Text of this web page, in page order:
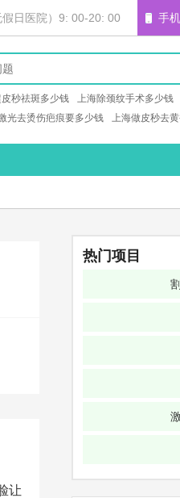
手
日医院）9: 00-20: 00
秒祛斑多少钱 上海除颈纹手术多少钱
光去烫伤疤痕要多少钱 上海做皮秒去
让
热门项目